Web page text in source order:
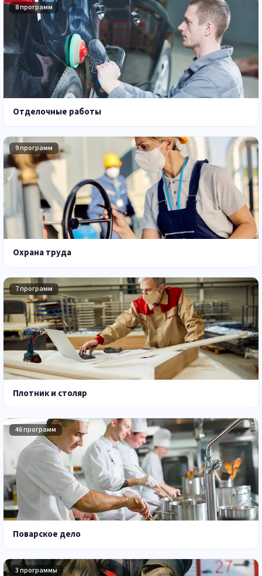
8 программ
Отделочные работы
9 программ
Охрана труда
7 программ
Плотник и столяр
46 программ
Поварское дело
3 программы